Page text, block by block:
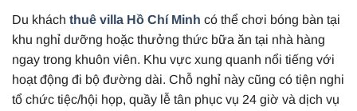
Du khách thuê villa Hồ Chí Minh có thể chơi bóng bàn tại
khu nghỉ dưỡng hoặc thưởng thức bữa ăn tại nhà hàng
ngay trong khuôn viên. Khu vực xung quanh nổi tiếng với
hoạt động đi bộ đường dài. Chỗ nghỉ này cũng có tiện nghi
tổ chức tiệc/hội họp, quầy lễ tân phục vụ 24 giờ và dịch vụ